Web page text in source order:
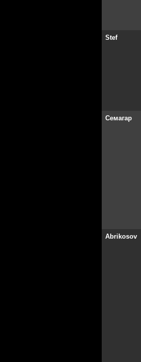
Stef
Семагар
Abrikosov